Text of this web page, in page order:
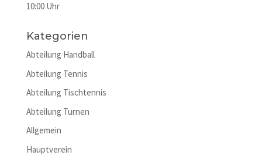
10:00 Uhr
Kategorien
Abteilung Handball
Abteilung Tennis
Abteilung Tischtennis
Abteilung Turnen
Allgemein
Hauptverein